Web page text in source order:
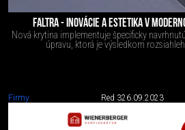
FALTRA - INOVÁCIE A ESTETIKA V
Nová krytina implementuje špecificky
úpravu, ktorá je výsledkom
Firmy Red 326.09.2023